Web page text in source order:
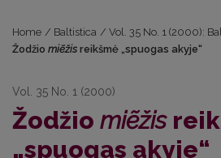
Home / Baltistica / Vol. 35 No. 1 (2000):
Žodžio miẽžis reikšmė „spuogas akyje“
Vol. 35 No. 1 (2000)
Žodžio miẽžis
„spuogas akyje“